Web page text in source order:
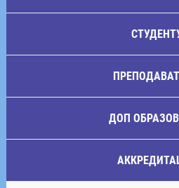
ДОП